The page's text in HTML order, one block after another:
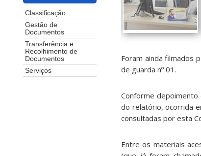
Classificação
Gestão de
Documentos
Transferência e
Recolhimento de
Documentos
Serviços
Foram ainda filmados
de guarda nº 01.
Conforme depoimento
do relatório, ocorrida
consultadas por esta
Entre os materiais